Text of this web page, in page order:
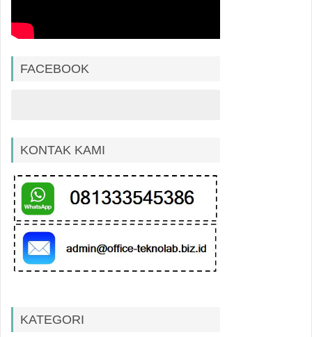
FACEBOOK
KONTAK KAMI
KATEGORI